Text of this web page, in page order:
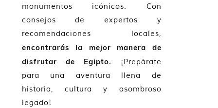
monumentos icónicos. Con
consejos de expertos y
recomendaciones locales,
encontrarás la mejor manera de
disfrutar de Egipto. ¡Prepárate
para una aventura llena de
historia, cultura y asombroso
legado!